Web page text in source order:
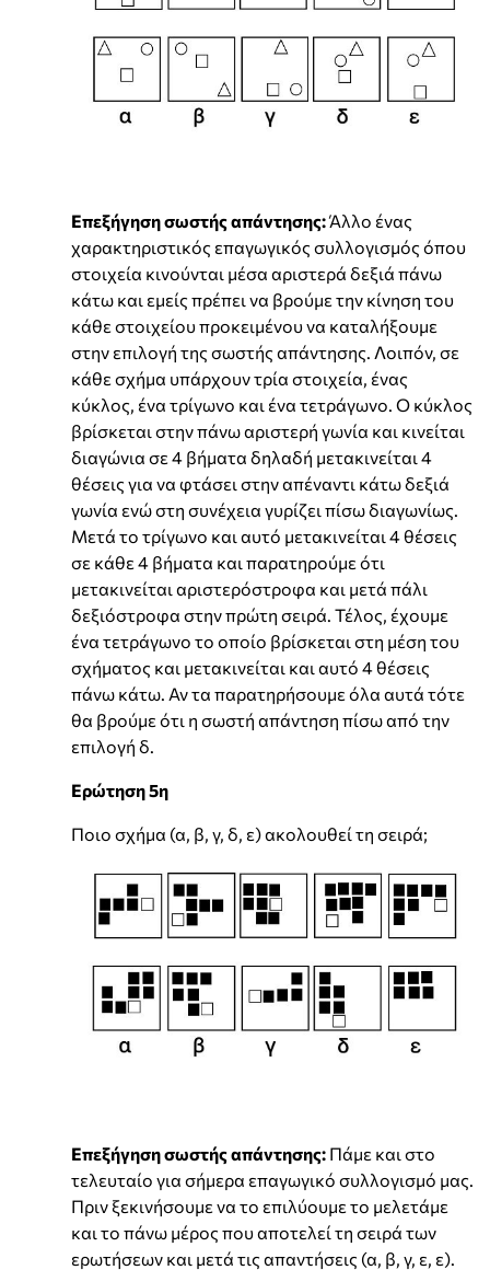
Επεξήγηση σωστής απάντησης:Άλλο ένας
χαρακτηριστικός επαγωγικός συλλογισμός όπου
στοιχεία κινούνται μέσα αριστερά δεξιά πάνω
κάτω και εμείς πρέπει να βρούμε την κίνηση του
κάθε στοιχείου προκειμένου να καταλήξουμε
στην επιλογή της σωστής απάντησης. Λοιπόν, σε
κάθε σχήμα υπάρχουν τρία στοιχεία, ένας
κύκλος, ένα τρίγωνο και ένα τετράγωνο. Ο κύκλος
βρίσκεται στην πάνω αριστερή γωνία και κινείται
διαγώνια σε 4 βήματα δηλαδή μετακινείται 4
θέσεις για να φτάσει στην απέναντι κάτω δεξιά
γωνία ενώ στη συνέχεια γυρίζει πίσω διαγωνίως.
Μετά το τρίγωνο και αυτό μετακινείται 4 θέσεις
σε κάθε 4 βήματα και παρατηρούμε ότι
μετακινείται αριστερόστροφα και μετά πάλι
δεξιόστροφα στην πρώτη σειρά. Τέλος, έχουμε
ένα τετράγωνο το οποίο βρίσκεται στη μέση του
σχήματος και μετακινείται και αυτό 4 θέσεις
πάνω κάτω. Αν τα παρατηρήσουμε όλα αυτά τότε
θα βρούμε ότι η σωστή απάντηση πίσω από την
επιλογή δ.
Ερώτηση 5η
Ποιο σχήμα (α, β, γ, δ, ε) ακολουθεί τη σειρά;
Επεξήγηση σωστής απάντησης: Πάμε και στο
τελευταίο για σήμερα επαγωγικό συλλογισμό μας.
Πριν ξεκινήσουμε να το επιλύουμε το μελετάμε
και το πάνω μέρος που αποτελεί τη σειρά των
ερωτήσεων και μετά τις απαντήσεις (α, β, γ, ε, ε).